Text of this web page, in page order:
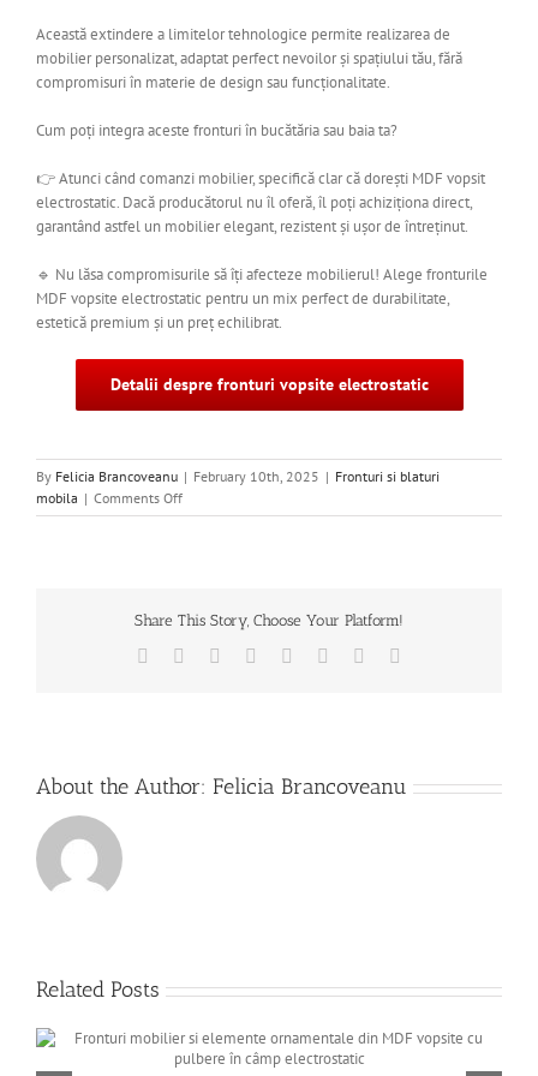
Această extindere a limitelor tehnologice permite realizarea de
mobilier personalizat, adaptat perfect nevoilor și spațiului tău, fără
compromisuri în materie de design sau funcționalitate.
Cum poți integra aceste fronturi în bucătăria sau baia ta?
👉 Atunci când comanzi mobilier, specifică clar că dorești MDF vopsit
electrostatic. Dacă producătorul nu îl oferă, îl poți achiziționa direct,
garantând astfel un mobilier elegant, rezistent și ușor de întreținut.
🔹 Nu lăsa compromisurile să îți afecteze mobilierul! Alege fronturile
MDF vopsite electrostatic pentru un mix perfect de durabilitate,
estetică premium și un preț echilibrat.
Detalii despre fronturi vopsite electrostatic
By Felicia Brancoveanu | February 10th, 2025 | Fronturi si blaturi
mobila | Comments Offon
Top
MDF
si
Share This Story, Choose Your Platform!
Facebook Reddit LinkedIn
TumblrPinterest
About the Author: Felicia Brancoveanu
Related Posts